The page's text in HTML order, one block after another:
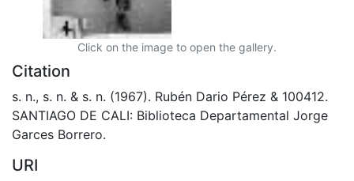
Click on the image to open the gallery.
Citation
s. n., s. n. & s. n. (1967). Rubén Dario Pérez & 100412.
SANTIAGO DE CALI: Biblioteca Departamental Jorge
Garces Borrero.
URI